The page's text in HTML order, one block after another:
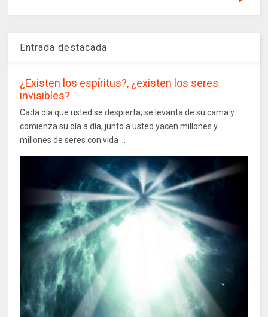
Entrada destacada
¿Existen los espíritus?, ¿existen los seres
invisibles?
Cada día que usted se despierta, se levanta de su cama y
comienza su día a día, junto a usted yacen millones y
millones de seres con vida ...